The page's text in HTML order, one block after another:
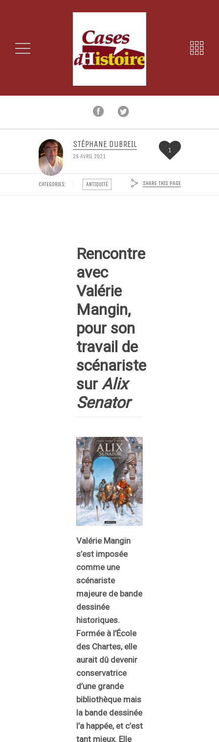
STÉPHANE DUBREIL
29 AVRIL 2021
1
CATEGORIES: ANTIQUITÉ SHARE THIS PAGE
Rencontre
avec
Valérie
Mangin,
pour son
travail de
scénariste
surAlix
Senator
Valérie Mangin
s’est imposée
comme une
scénariste
majeure de bande
dessinée
historiques.
Formée à l’École
des Chartes, elle
aurait dû devenir
conservatrice
d’une grande
bibliothèque mais
la bande dessinée
l’a happée, et c’est
tant mieux. Elle